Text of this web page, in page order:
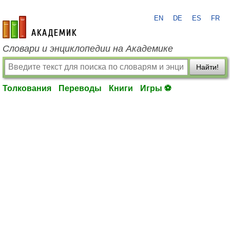
academic.ru
EN DE ES FR
Словари и энциклопедии на Академике
Найти!
Толкования Переводы Книги Игры ⚽